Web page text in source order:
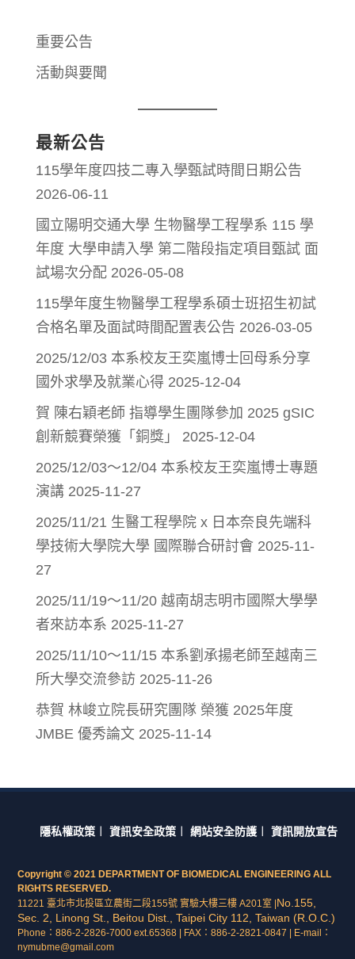
重要公告
活動與要聞
最新公告
115學年度四技二專入學甄試時間日期公告
2026-06-11
國立陽明交通大學 生物醫學工程學系 115 學
年度 大學申請入學 第二階段指定項目甄試 面
試場次分配 2026-05-08
115學年度生物醫學工程學系碩士班招生初試
合格名單及面試時間配置表公告 2026-03-05
2025/12/03 本系校友王奕嵐博士回母系分享
國外求學及就業心得 2025-12-04
賀 陳右穎老師 指導學生團隊參加 2025 gSIC
創新競賽榮獲「銅獎」
2025-12-04
2025/12/03～12/04 本系校友王奕嵐博士專題
演講 2025-11-27
2025/11/21 生醫工程學院 x 日本奈良先端科
學技術大學院大學 國際聯合研討會 2025-11-
27
2025/11/19～11/20 越南胡志明市國際大學學
者來訪本系 2025-11-27
2025/11/10～11/15 本系劉承揚老師至越南三
所大學交流參訪 2025-11-26
恭賀 林峻立院長研究團隊 榮獲 2025年度
JMBE 優秀論文 2025-11-14
隱私權政策︱ 資訊安全政策︱ 網站安全防護︱ 資訊開放宣告
Copyright © 2021 DEPARTMENT OF BIOMEDICAL ENGINEERING ALL
RIGHTS RESERVED.
11221 臺北市北投區立農街二段155號 實驗大樓三樓 A201室 | No.155,
Sec. 2, Linong St., Beitou Dist., Taipei City 112, Taiwan (R.O.C.)
Phone：886-2-2826-7000 ext.65368 | FAX：886-2-2821-0847 | E-mail：
nymubme@gmail.com